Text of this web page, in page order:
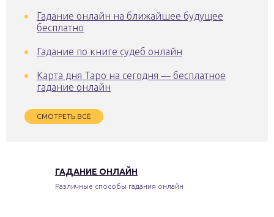
Гадание онлайн на ближайшее будущее
бесплатно
Гадание по книге судеб онлайн
Карта дня Таро на сегодня — бесплатное
гадание онлайн
СМОТРЕТЬ ВСЁ
ГАДАНИЕ ОНЛАЙН
Различные способы гадания онлайн